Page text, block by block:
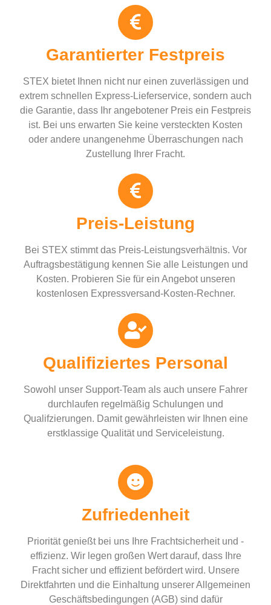
Garantierter Festpreis
STEX bietet Ihnen nicht nur einen zuverlässigen und
extrem schnellen Express-Lieferservice, sondern auch
die Garantie, dass Ihr angebotener Preis ein Festpreis
ist. Bei uns erwarten Sie keine versteckten Kosten
oder andere unangenehme Überraschungen nach
Zustellung Ihrer Fracht.
Preis-Leistung
Bei STEX stimmt das Preis-Leistungsverhältnis. Vor
Auftragsbestätigung kennen Sie alle Leistungen und
Kosten. Probieren Sie für ein Angebot unseren
kostenlosen Expressversand-Kosten-Rechner.
Qualifiziertes Personal
Sowohl unser Support-Team als auch unsere Fahrer
durchlaufen regelmäßig Schulungen und
Qualifzierungen. Damit gewährleisten wir Ihnen eine
erstklassige Qualität und Serviceleistung.
Zufriedenheit
Priorität genießt bei uns Ihre Frachtsicherheit und -
effizienz. Wir legen großen Wert darauf, dass Ihre
Fracht sicher und effizient befördert wird. Unsere
Direktfahrten und die Einhaltung unserer Allgemeinen
Geschäftsbedingungen (AGB) sind dafür